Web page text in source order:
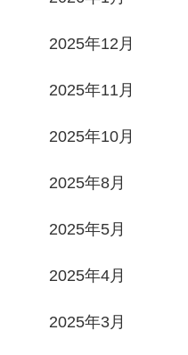
2025年12月
2025年11月
2025年10月
2025年8月
2025年5月
2025年4月
2025年3月